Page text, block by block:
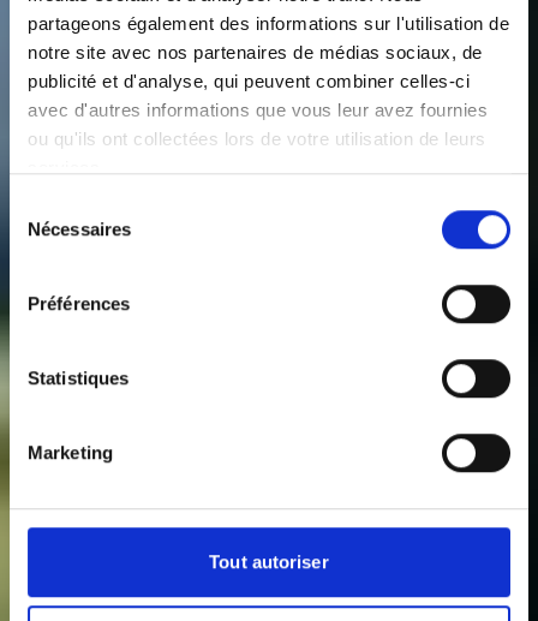
partageons également des informations sur l'utilisation de
notre site avec nos partenaires de médias sociaux, de
publicité et d'analyse, qui peuvent combiner celles-ci
avec d'autres informations que vous leur avez fournies
ou qu'ils ont collectées lors de votre utilisation de leurs
Nécessaires
Préférences
Statistiques
Marketing
Tout autoriser